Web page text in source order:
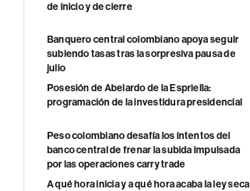
de inicio y de cierre
Banquero central colombiano apoya seguir
subiendo tasas tras la sorpresiva pausa de
julio
Posesión de Abelardo de la Espriella:
programación de la investidura presidencial
Peso colombiano desafía los intentos del
banco central de frenar la subida impulsada
por las operaciones carry trade
A qué hora inicia y a qué hora acaba la ley seca